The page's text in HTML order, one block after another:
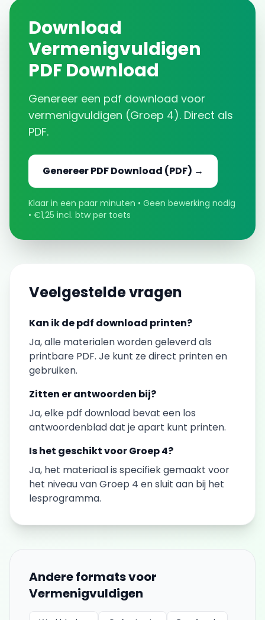
Download
Vermenigvuldigen
PDF Download
Genereer een pdf download voor
vermenigvuldigen (Groep 4). Direct als
PDF.
GenereerPDF Download (PDF) →
Klaar in een paar minuten • Geen bewerking nodig
• €1,25 incl. btw per toets
Veelgestelde vragen
Kan ik depdf download printen?
Ja, alle materialen worden geleverd als
printbare PDF. Je kunt ze direct printen en
gebruiken.
Zitten er antwoorden bij?
Ja, elke pdf download bevat een los
antwoordenblad dat je apart kunt printen.
Is het geschikt voorGroep 4?
Ja, het materiaal is specifiek gemaakt voor
het niveau vanGroep 4 en sluit aan bij het
lesprogramma.
Andere formats voor
Vermenigvuldigen